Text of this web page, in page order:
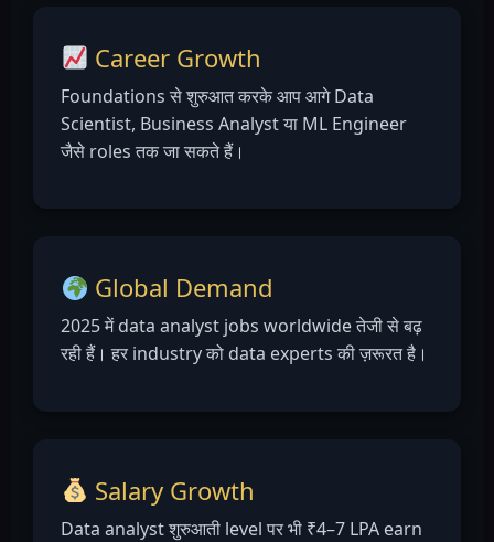
Career Growth
Foundations से शुरुआत करके आप आगे Data
Scientist, Business Analyst या ML Engineer
जैसे roles तक जा सकते हैं।
Global Demand
2025 में data analyst jobs worldwide तेजी से बढ़
रही हैं। हर industry को data experts की ज़रूरत है।
Salary Growth
Data analyst शुरुआती level पर भी ₹4–7 LPA earn